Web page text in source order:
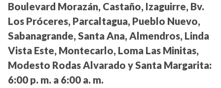
Boulevard Morazán, Castaño, Izaguirre, Bv.
Los Próceres, Parcaltagua, Pueblo Nuevo,
Sabanagrande, Santa Ana, Almendros, Linda
Vista Este, Montecarlo, Loma Las Minitas,
Modesto Rodas Alvarado y Santa Margarita:
6:00 p. m. a 6:00 a. m.